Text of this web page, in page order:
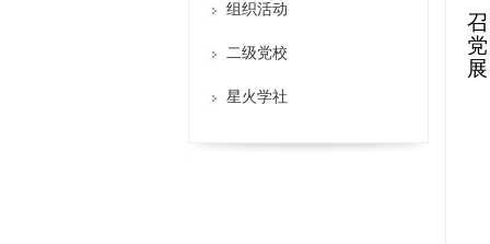
组织活动
二级党校
星火学社